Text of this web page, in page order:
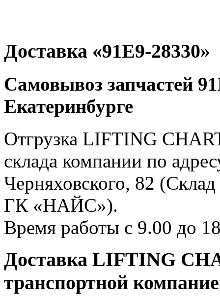
Доставка «91E9-28330»
Самовывоз запчастей
Екатеринбурге
Отгрузка LIFTING
склада компании по
Черняховского, 82
ГК «НАЙС»).
Время работы с 9.00 до
Доставка LIFTING
транспортной